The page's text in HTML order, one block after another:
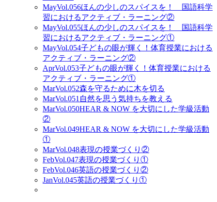
MayVol.056ほんの少しのスパイスを！ 国語科学
習におけるアクティブ・ラーニング②
MayVol.055ほんの少しのスパイスを！ 国語科学
習におけるアクティブ・ラーニング①
MayVol.054子どもの眼が輝く！体育授業における
アクティブ・ラーニング②
AprVol.053子どもの眼が輝く！体育授業における
アクティブ・ラーニング①
MarVol.052森を守るために木を切る
MarVol.051 自然を思う気持ちを教える
MarVol.050HEAR & NOW を大切にした学級活動
②
MarVol.049HEAR & NOW を大切にした学級活動
①
MarVol.048表現の授業づくり②
FebVol.047表現の授業づくり①
FebVol.046英語の授業づくり②
JanVol.045英語の授業づくり①